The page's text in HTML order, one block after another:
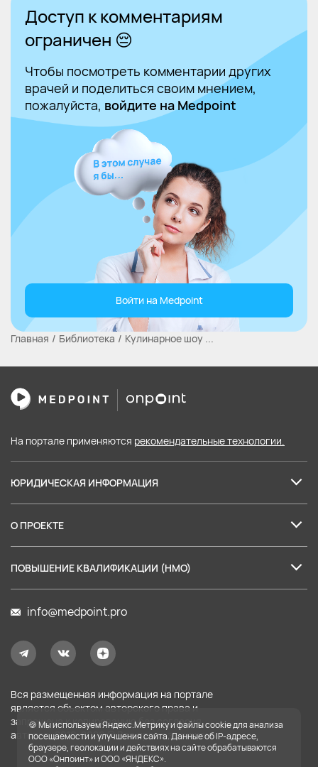
Доступ к комментариям
ограничен 😔
Чтобы посмотреть комментарии других
врачей и поделиться своим мнением,
пожалуйста, войдите на Medpoint
Войти на Medpoint
Главная Библиотека Кулинарное шоу ...
🍪 Мы используем Яндекс.Метрику и файлы cookie для анализа
посещаемости и улучшения сайта. Данные об IP-адресе,
браузере, геолокации и действиях на сайте обрабатываются
ООО «Онпоинт» и ООО «ЯНДЕКС».
На портале применяются рекомендательные технологии.
ЮРИДИЧЕСКАЯ ИНФОРМАЦИЯ
Политика в отношении обработки персональных данных
Согласие на обработку персональных данных
Правила применения рекомендательных технологий
Оферта на услуги доступа
Оплата
Сведения об образовательной организации
О ПРОЕКТЕ
Наши лекторы
ПОВЫШЕНИЕ КВАЛИФИКАЦИИ (НМО)
Налоговый вычет за обучение
info@medpoint.pro
Вся размещенная информация на портале
является объектом авторского права и
запрещена к копированию без согласия
авторов. 2019-2026© Все права защищены.